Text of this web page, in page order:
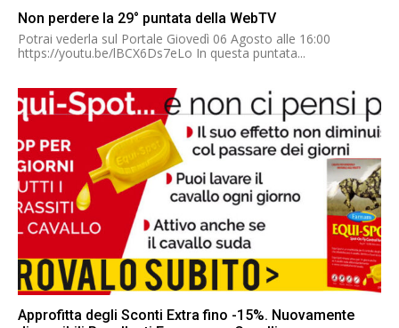
Non perdere la 29° puntata della WebTV
Potrai vederla sul Portale Giovedì 06 Agosto alle 16:00
https://youtu.be/lBCX6Ds7eLo In questa puntata...
Approfitta degli Sconti Extra fino -15%. Nuovamente